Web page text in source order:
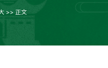
>> 正文